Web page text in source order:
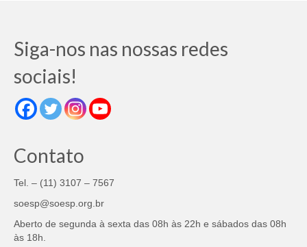
Siga-nos nas nossas redes
sociais!
Contato
Tel. – (11) 3107 – 7567
soesp@soesp.org.br
Aberto de segunda à sexta das 08h às 22h e sábados das 08h
às 18h.